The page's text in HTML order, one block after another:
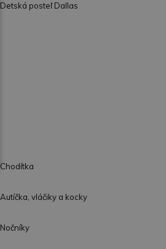
Detská posteľ Dallas
Chodítka
Autíčka, vláčiky a kocky
Nočníky